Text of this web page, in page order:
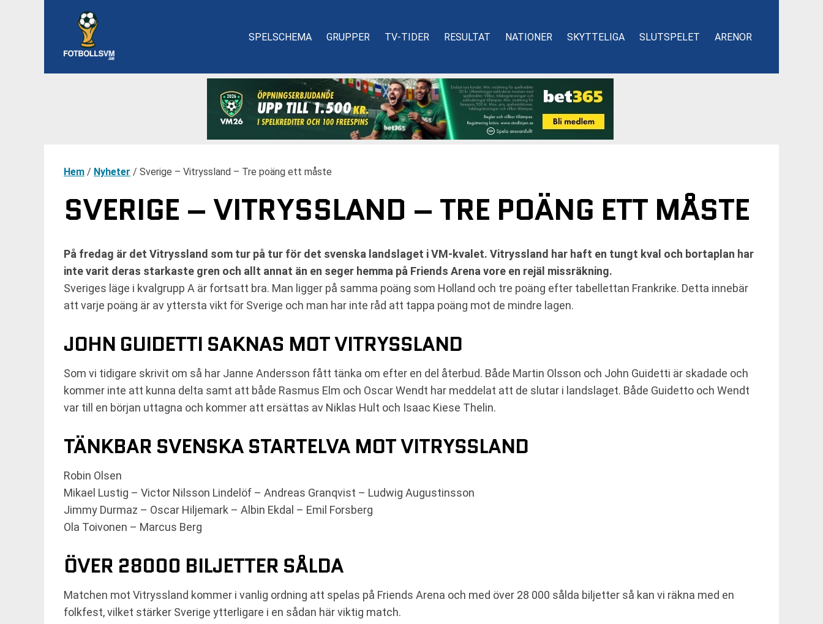
SPELSCHEMA GRUPPER TV-TIDER RESULTAT NATIONER SKYTTELIGA SLUTSPELET ARENOR
Hem / Nyheter / Sverige – Vitryssland – Tre poäng ett måste
SVERIGE – VITRYSSLAND – TRE POÄNG ETT MÅSTE
På fredag är det Vitryssland som tur på tur för det svenska landslaget i VM-kvalet. Vitryssland har haft en tungt kval och bortaplan har
inte varit deras starkaste gren och allt annat än en seger hemma på Friends Arena vore en rejäl missräkning.
Sveriges läge i kvalgrupp A är fortsatt bra. Man ligger på samma poäng som Holland och tre poäng efter tabellettan Frankrike. Detta innebär
att varje poäng är av yttersta vikt för Sverige och man har inte råd att tappa poäng mot de mindre lagen.
JOHN GUIDETTI SAKNAS MOT VITRYSSLAND
Som vi tidigare skrivit om så har Janne Andersson fått tänka om efter en del återbud. Både Martin Olsson och John Guidetti är skadade och
kommer inte att kunna delta samt att både Rasmus Elm och Oscar Wendt har meddelat att de slutar i landslaget. Både Guidetto och Wendt
var till en början uttagna och kommer att ersättas av Niklas Hult och Isaac Kiese Thelin.
TÄNKBAR SVENSKA STARTELVA MOT VITRYSSLAND
Robin Olsen
Mikael Lustig – Victor Nilsson Lindelöf – Andreas Granqvist – Ludwig Augustinsson
Jimmy Durmaz – Oscar Hiljemark – Albin Ekdal – Emil Forsberg
Ola Toivonen – Marcus Berg
ÖVER 28000 BILJETTER SÅLDA
Matchen mot Vitryssland kommer i vanlig ordning att spelas på Friends Arena och med över 28 000 sålda biljetter så kan vi räkna med en
folkfest, vilket stärker Sverige ytterligare i en sådan här viktig match.